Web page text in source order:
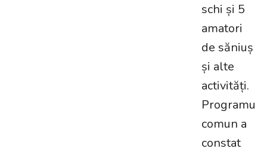
schi și 5
amatori
de săniuș
și alte
activități.
Programul
comun a
constat